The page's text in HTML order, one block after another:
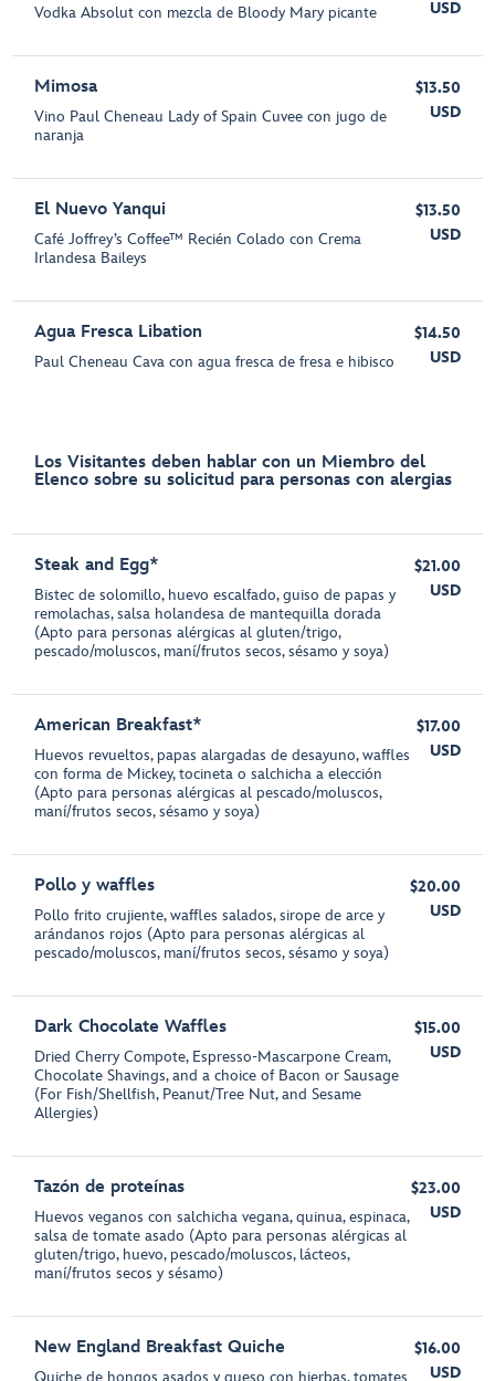
Vodka Absolut con mezcla de Bloody Mary picante
USD
Mimosa
Vino Paul Cheneau Lady of Spain Cuvee con jugo de
naranja
$13.50
USD
El Nuevo Yanqui
Café Joffrey’s Coffee™ Recién Colado con Crema
Irlandesa Baileys
$13.50
USD
Agua Fresca Libation
Paul Cheneau Cava con agua fresca de fresa e hibisco
$14.50
USD
Los Visitantes deben hablar con un Miembro del
Elenco sobre su solicitud para personas con alergias
Steak and Egg*
Bistec de solomillo, huevo escalfado, guiso de papas y
remolachas, salsa holandesa de mantequilla dorada
(Apto para personas alérgicas al gluten/trigo,
pescado/moluscos, maní/frutos secos, sésamo y soya)
$21.00
USD
American Breakfast*
Huevos revueltos, papas alargadas de desayuno, waffles
con forma de Mickey, tocineta o salchicha a elección
(Apto para personas alérgicas al pescado/moluscos,
maní/frutos secos, sésamo y soya)
$17.00
USD
Pollo y waffles
Pollo frito crujiente, waffles salados, sirope de arce y
arándanos rojos (Apto para personas alérgicas al
pescado/moluscos, maní/frutos secos, sésamo y soya)
$20.00
USD
Dark Chocolate Waffles
Dried Cherry Compote, Espresso-Mascarpone Cream,
Chocolate Shavings, and a choice of Bacon or Sausage
(For Fish/Shellfish, Peanut/Tree Nut, and Sesame
Allergies)
$15.00
USD
Tazón de proteínas
Huevos veganos con salchicha vegana, quinua, espinaca,
salsa de tomate asado (Apto para personas alérgicas al
gluten/trigo, huevo, pescado/moluscos, lácteos,
maní/frutos secos y sésamo)
$23.00
USD
New England Breakfast Quiche
Quiche de hongos asados y queso con hierbas, tomates
$16.00
USD